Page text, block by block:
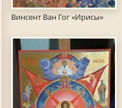
Винсент Ван Гог «Ирисы»